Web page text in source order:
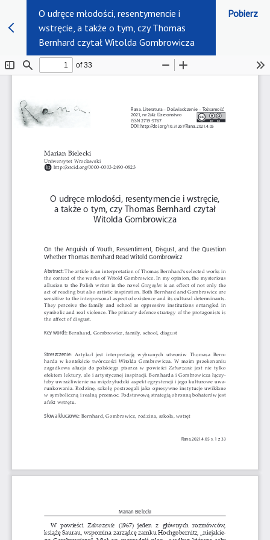
O udręce młodości, resentymencie i
wstręcie, a także o tym, czy Thomas
Bernhard czytał Witolda Gombrowicza
Pobierz